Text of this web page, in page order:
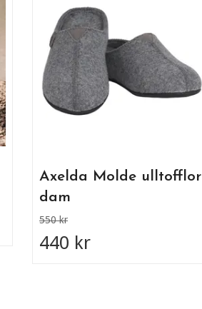
Axelda Molde ulltofflor
dam
550 kr
440 kr